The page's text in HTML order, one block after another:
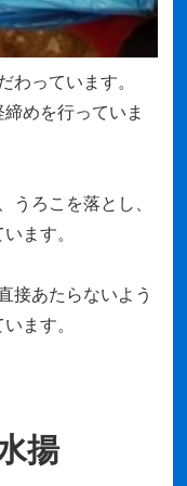
わっています。
めを行っていま
うろこを落とし、
ます。
接あたらないよう
ます。
揚